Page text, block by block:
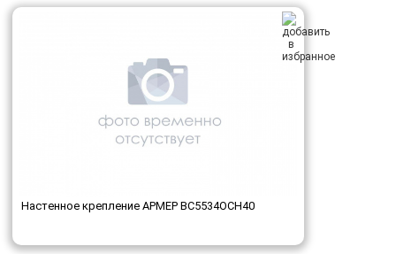
Настенное крепление АРМЕР ВС5534ОСН40